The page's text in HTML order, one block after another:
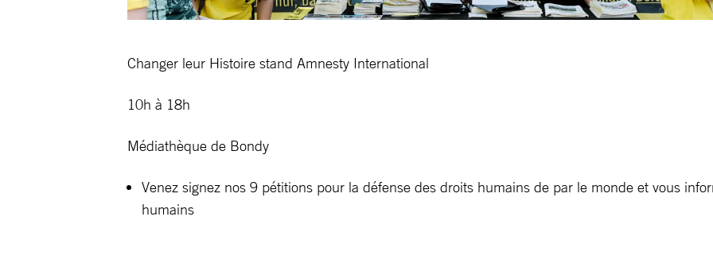
Changer leur Histoire stand Amnesty International
10h à 18h
Médiathèque de Bondy
Venez signez nos 9 pétitions pour la défense des droits humains de par le monde et vous
humains